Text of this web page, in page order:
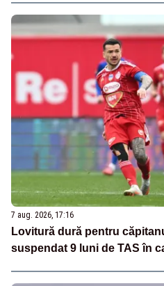
7 aug. 2026, 17:16
Lovitură dură pentru
suspendat 9 luni de TAS în